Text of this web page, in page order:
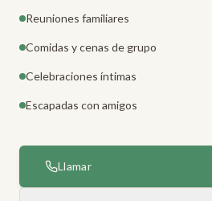
Reuniones familiares
Comidas y cenas de grupo
Celebraciones íntimas
Escapadas con amigos
Llamar